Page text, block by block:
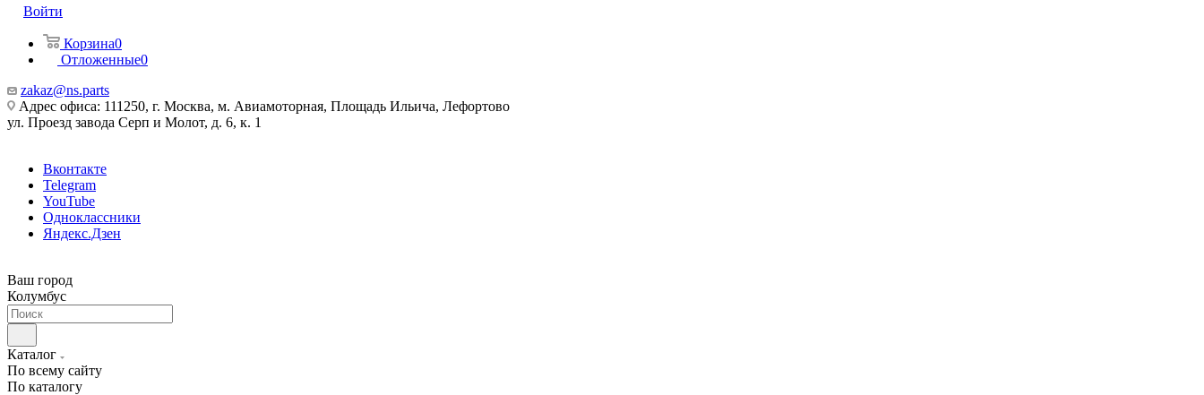
Войти
Корзина0
Отложенные0
zakaz@ns.parts
Адрес офиса: 111250, г. Москва, м. Авиамоторная, Площадь Ильича, Лефортово
ул. Проезд завода Серп и Молот, д. 6, к. 1
Вконтакте
Telegram
YouTube
Одноклассники
Яндекс.Дзен
Ваш город
Колумбус
Каталог
По всему сайту
По каталогу